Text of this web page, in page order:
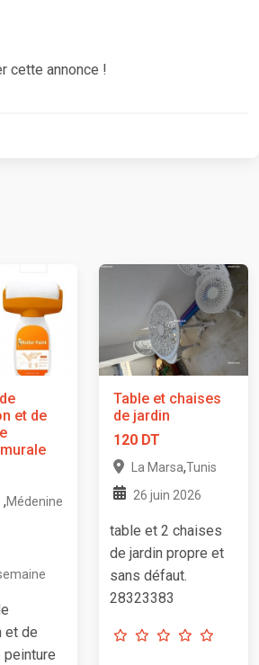
cette annonce !
et de
,Médenine
et de
Table et chaises
de jardin
120 DT
La Marsa,Tunis
26 juin 2026
table et 2 chaises
de jardin propre et
sans défaut.
28323383